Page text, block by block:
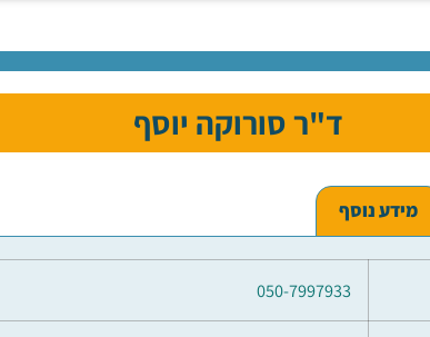
ד"ר סורוקה יוסף
מידע נוסף
050-7997933